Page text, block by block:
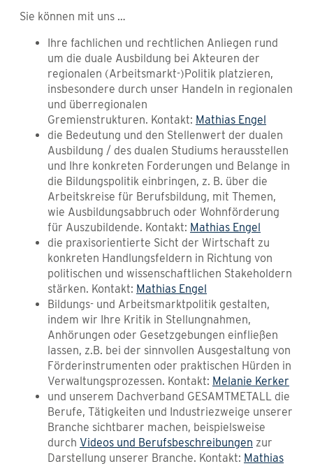
Sie können mit uns …
Ihre fachlichen und rechtlichen Anliegen rund
um die duale Ausbildung bei Akteuren der
regionalen (Arbeitsmarkt-)Politik platzieren,
insbesondere durch unser Handeln in regionalen
und überregionalen
Gremienstrukturen. Kontakt: Mathias Engel
die Bedeutung und den Stellenwert der dualen
Ausbildung / des dualen Studiums herausstellen
und Ihre konkreten Forderungen und Belange in
die Bildungspolitik einbringen, z. B. über die
Arbeitskreise für Berufsbildung, mit Themen,
wie Ausbildungsabbruch oder Wohnförderung
für Auszubildende. Kontakt: Mathias Engel
die praxisorientierte Sicht der Wirtschaft zu
konkreten Handlungsfeldern in Richtung von
politischen und wissenschaftlichen Stakeholdern
stärken. Kontakt: Mathias Engel
Bildungs- und Arbeitsmarktpolitik gestalten,
indem wir Ihre Kritik in Stellungnahmen,
Anhörungen oder Gesetzgebungen einfließen
lassen, z.B. bei der sinnvollen Ausgestaltung von
Förderinstrumenten oder praktischen Hürden in
Verwaltungsprozessen. Kontakt: Melanie Kerker
und unserem Dachverband GESAMTMETALL die
Berufe, Tätigkeiten und Industriezweige unserer
Branche sichtbarer machen, beispielsweise
durch Videos und Berufsbeschreibungen zur
Darstellung unserer Branche. Kontakt: Mathias